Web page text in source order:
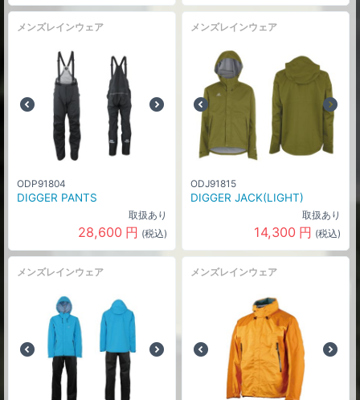
メンズレインウェア
ODP91804
DIGGER PANTS
取扱あり
28,600 円 (税込)
メンズレインウェア
ODJ91815
DIGGER JACK(LIGHT)
取扱あり
14,300 円 (税込)
メンズレインウェア メンズレインウェア